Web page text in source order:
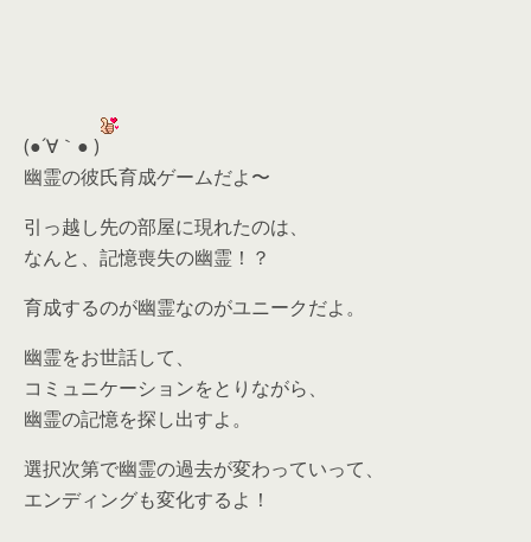
(●´∀｀● )
幽霊の彼氏育成ゲームだよ〜
引っ越し先の部屋に現れたのは、
なんと、記憶喪失の幽霊！？
育成するのが幽霊なのがユニークだよ。
幽霊をお世話して、
コミュニケーションをとりながら、
幽霊の記憶を探し出すよ。
選択次第で幽霊の過去が変わっていって、
エンディングも変化するよ！